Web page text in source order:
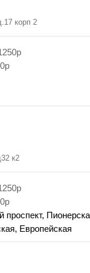
корп 2
к2
проспект,
Европейская